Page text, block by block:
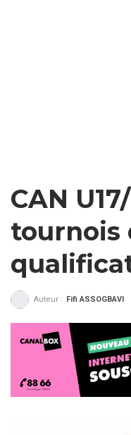
CAN
tournois
Auteur : Fifi ASSOGBAVI